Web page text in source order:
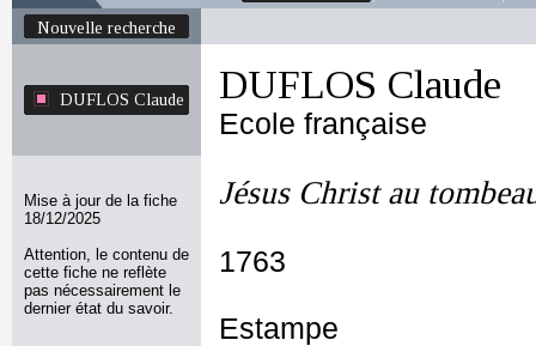
Nouvelle recherche
DUFLOS Claude
Mise à jour de la fiche
18/12/2025
Attention, le contenu de
cette fiche ne reflète
pas nécessairement le
dernier état du savoir.
DUFLOS Claude
Ecole française
Jésus Christ au
1763
Estampe